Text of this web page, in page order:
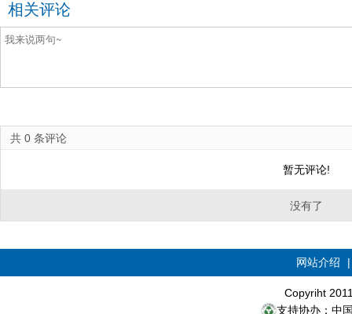
相关评论
共 0 条评论
暂无评论!
没有了
网站介绍
Copyriht
支持协办：中